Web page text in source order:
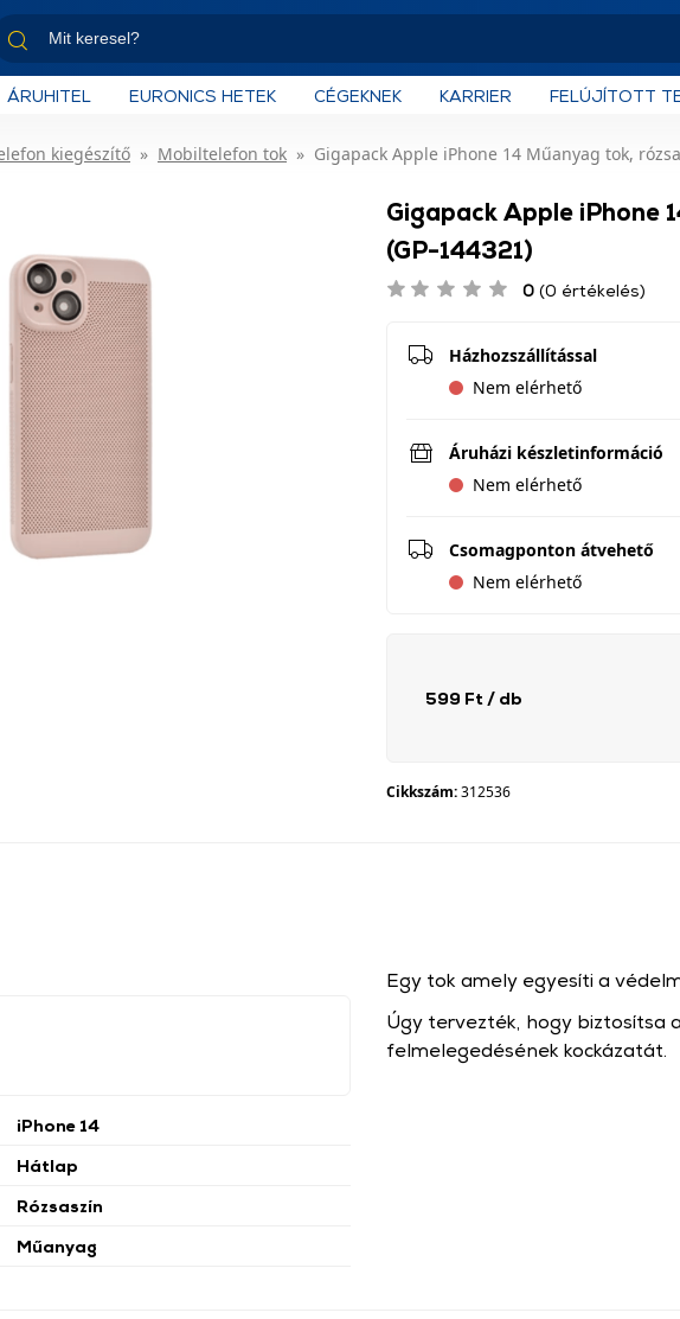
ÁRUHITEL EURONICS HETEK CÉGEKNEK KARRIER FELÚJÍTOTT
kiegészítő Mobiltelefon tok Gigapack Apple iPhone 14 Műanyag tok,
Gigapack Apple iPhone
(GP-144321)
0 (0 értékelés)
Házhozszállítással
Nem elérhető
Áruházi készletinformáció
Nem elérhető
Csomagponton átvehető
Nem elérhető
599 Ft / db
Cikkszám:312536
iPhone 14
Hátlap
Rózsaszín
Műanyag
Egy tok amely egyesíti a
Úgy tervezték, hogy biztosítsa
felmelegedésének kockázatát.